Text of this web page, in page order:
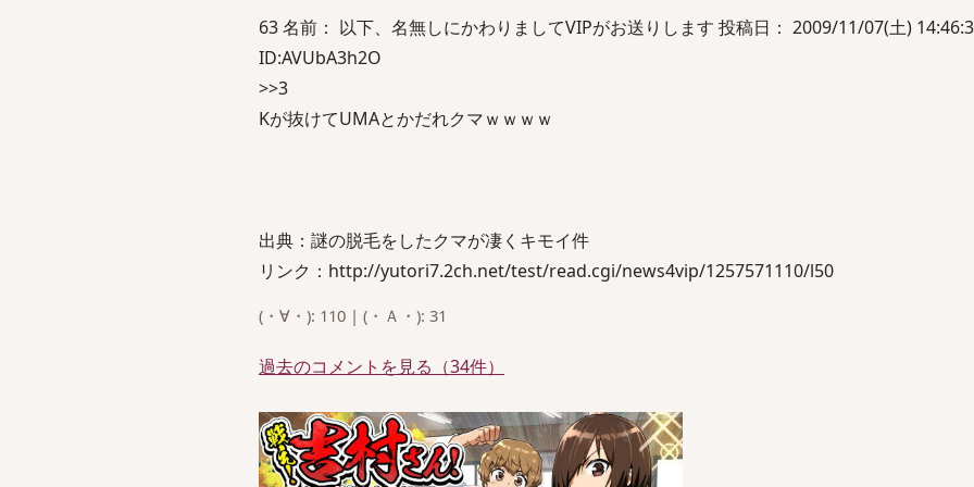
63 名前： 以下、名無しにかわりましてVIPがお送りします 投稿日： 2009/11/07(土)
ID:AVUbA3h2O
>>3
Kが抜けてUMAとかだれクマｗｗｗｗ
出典：謎の脱毛をしたクマが凄くキモイ件
リンク：http://yutori7.2ch.net/test/read.cgi/news4vip/1257571110/l50
(・∀・): 110 | (・Ａ・): 31
過去のコメントを見る（34件）